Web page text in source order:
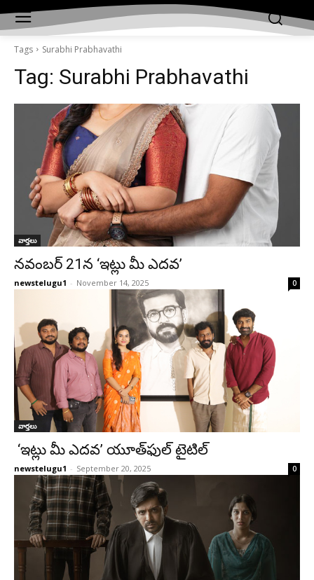
Tags Surabhi Prabhavathi
Tag: Surabhi Prabhavathi
వార్తలు
నవంబర్ 21న ‘ఇట్లు మీ ఎదవ’
newstelugu1 - November 14, 2025 0
వార్తలు
‘ఇట్లు మీ ఎదవ’ యూత్‌ఫుల్ టైటిల్
newstelugu1 - September 20, 2025 0